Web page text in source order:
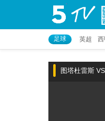
足球 英超 西
图塔杜雷斯